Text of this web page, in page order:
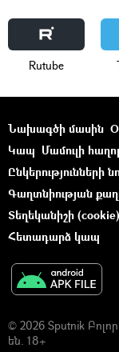
Rutube
Նախագծի մասին
Կապ Մամուլի
Ընկերությունների
Գաղտնիության
Տեղեկանիշի
Հետադարձ կապ
© 2026 Sputnik
են. 18+